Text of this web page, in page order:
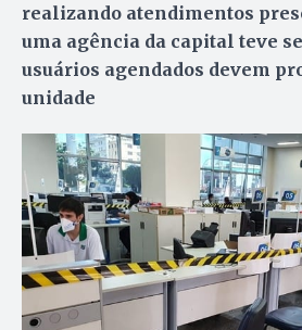
realizando atendimentos
uma agência da capital teve
usuários agendados devem
unidade